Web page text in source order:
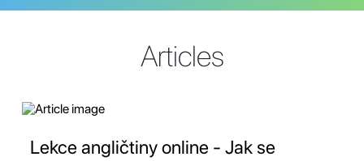
Articles
Lekce angličtiny online - Jak se